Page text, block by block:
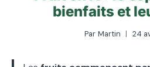
bienfaits et
Par Martin 24